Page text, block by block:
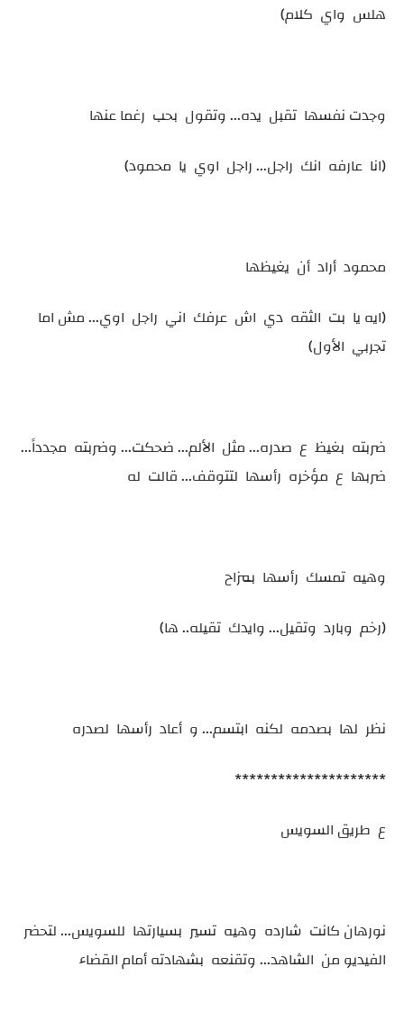
هلس واي كلام)
وجدت نفسها تقبل يده... وتقول بحب رغما عنها
(انا عارفه انك راجل... راجل اوي يا محمود)
محمود أراد أن يغيظها
(ايه يا بت الثقه دي اش عرفك اني راجل اوي... مش اما
تجربي الأول)
ضربته بغيظ ع صدره... مثل الألم... ضحكت... وضربته مجدداً...
ضربها ع مؤخره رأسها لتتوقف... قالت له
وهيه تمسك رأسها بمزاح
(رخم وبارد وتقيل... وايدك تقيله.. ها)
نظر لها بصدمه لكنه ابتسم... و أعاد رأسها لصدره
*********************
ع طريق السويس
نورهان كانت شارده وهيه تسير بسيارتها للسويس... لتحضر
الفيديو من الشاهد... وتقنعه بشهادته أمام القضاء